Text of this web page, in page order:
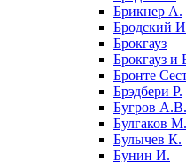
Брикнер А.
Бродский
Брокгауз
Брокгауз и
Бронте
Брэдбери Р.
Бугров А.В.
Булгаков
Булычев К.
Бунин И.